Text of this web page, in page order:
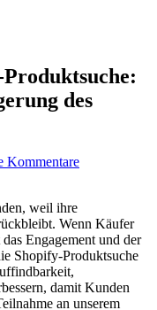
des
Kommentare
weil ihre
Wenn Käufer
Engagement und der
Shopify-Produktsuche
damit Kunden
an unserem